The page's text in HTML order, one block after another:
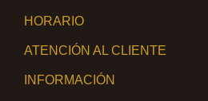
HORARIO
ATENCIÓN AL CLIENTE
INFORMACIÓN